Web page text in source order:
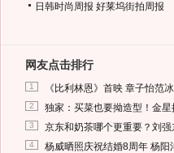
日韩时尚周报 好莱坞街拍周报
网友点击排行
1 《比利林恩》首映 章子怡范
2 独家：买菜也要拗造型！金
3 京东和奶茶哪个更重要？刘强
4 杨威晒照庆祝结婚8周年 杨阳